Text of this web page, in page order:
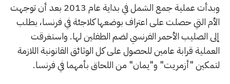
وبدأت عملية جمع الشمل في بداية عام 2013 بعد أن توجهت
الأم التي حصلت على اعتراف بوضعها كلاجئة في فرنسا، بطلب
إلى الصليب الأحمر الفرنسي لضم الطفلين لها. واستغرقت
العملية قرابة عامين للحصول على كل الوثائق القانونية اللازمة
لتمكين "أزمريت" و"يمان" من اللحاق بأمهما في فرنسا.